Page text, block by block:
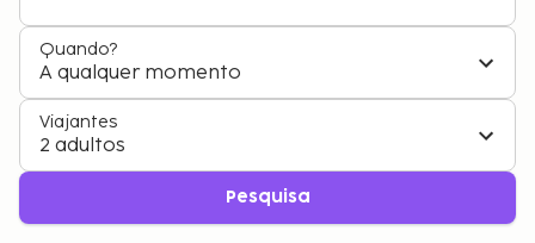
Quando?
A qualquer momento
Viajantes
2 adultos
Pesquisa